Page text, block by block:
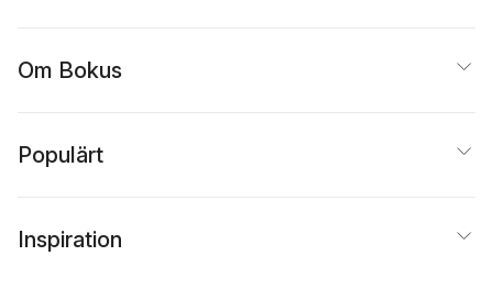
Om Bokus
Populärt
Inspiration